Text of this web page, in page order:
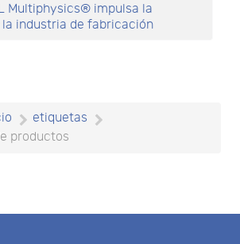
Multiphysics® impulsa la
industria de fabricación
etiquetas
productos